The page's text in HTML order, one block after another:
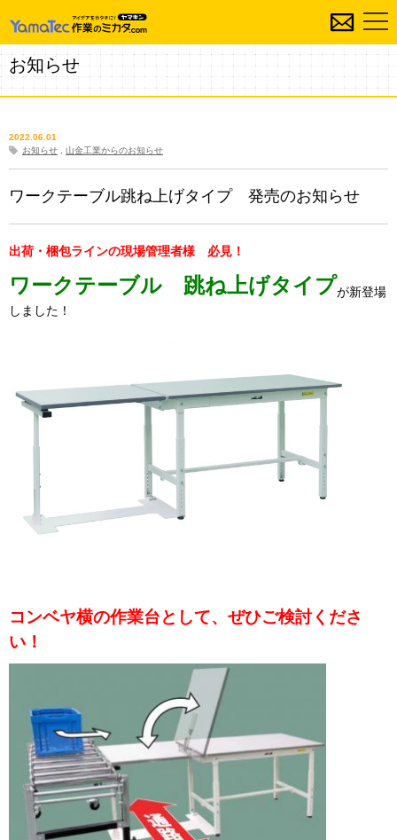
お知らせ
2022.06.01
お知らせ
山金工業からのお知らせ
ワークテーブル跳ね上げタイプ 発売のお知らせ
出荷・梱包ラインの現場管理者様 必見！
ワークテーブル 跳ね上げタイプが新登場
しました！
コンベヤ横の作業台として、ぜひご検討くださ
い！